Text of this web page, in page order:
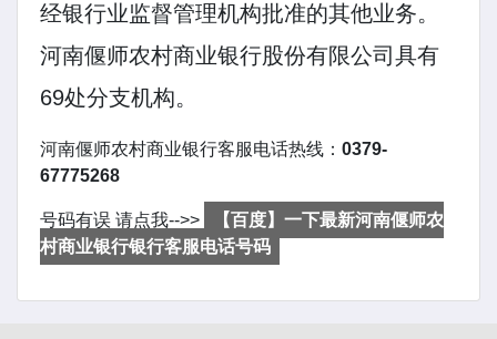
经银行业监督管理机构批准的其他业务。
河南偃师农村商业银行股份有限公司具有
69处分支机构。
河南偃师农村商业银行客服电话热线： 0379-
67775268
号码有误 请点我-->>
【百度】一下最新河南偃师农
村商业银行银行客服电话号码